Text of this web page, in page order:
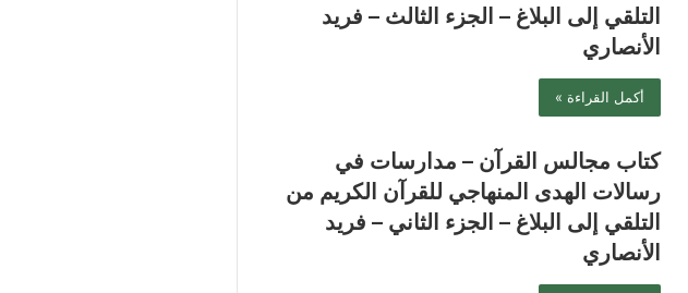
التلقي إلى البلاغ – الجزء الثالث – فريد
الأنصاري
أكمل القراءة »
كتاب مجالس القرآن – مدارسات في
رسالات الهدى المنهاجي للقرآن الكريم من
التلقي إلى البلاغ – الجزء الثاني – فريد
الأنصاري